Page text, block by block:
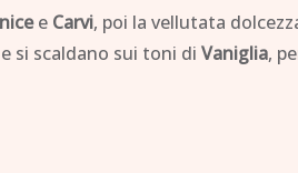
e Carvi, poi la vellutata
si scaldano sui toni di Vaniglia,